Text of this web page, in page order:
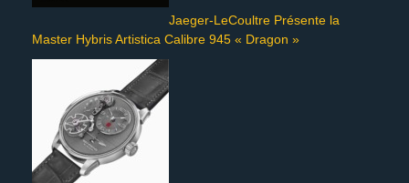
Jaeger-LeCoultre Présente la
Master Hybris Artistica Calibre 945 « Dragon »